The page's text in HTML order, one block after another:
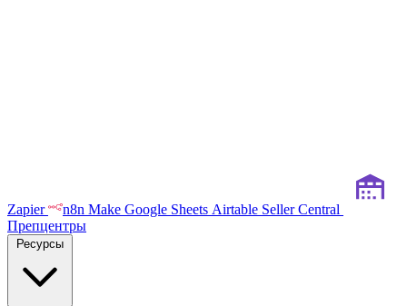
Zapier n8n Make Google Sheets Airtable Seller Central
Препцентры